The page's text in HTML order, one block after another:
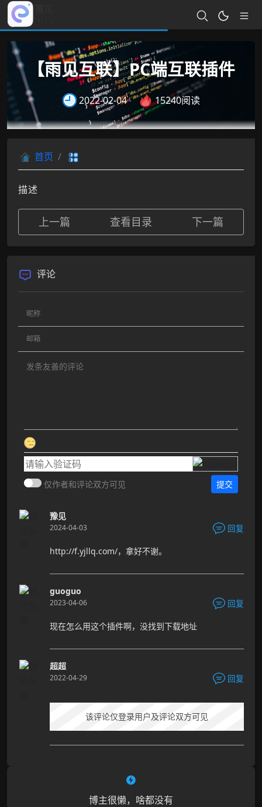
【雨见互联】PC端互联插件
2022-02-04 15240阅读
首页
描述
上一篇 查看目录 下一篇
评论
仅作者和评论双方可见 提交
豫见
2024-04-03 回复
http://f.yjllq.com/，拿好不谢。
guoguo
2023-04-06 回复
现在怎么用这个插件啊，没找到下载地址
超超
2022-04-29 回复
该评论仅登录用户及评论双方可见
博主很懒，啥都没有